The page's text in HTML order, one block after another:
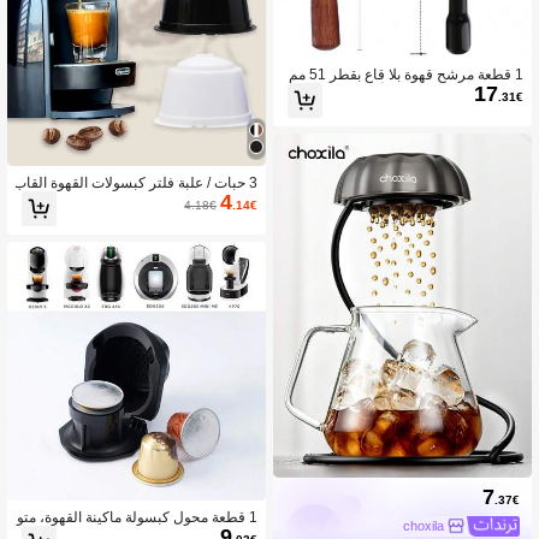
1 قطعة مرشح قهوة بلا قاع بقطر 51 مم
من الفولاذ المقاوم للصدأ 304 للموديل ديل
ونجي EC680/685 ، به سلة لكوبين، لواز
17 .31€
7 .37€
choxila
3 حبات / علبة فلتر كبسولات القهوة القاب
ل لإعادة الاستخدام مع ملعقة وفرشاة، من
4.14€
4.18€
1 قطعة محول كبسولة ماكينة القهوة، متو
افق مع ماكينات القهوة Genio S و Picco